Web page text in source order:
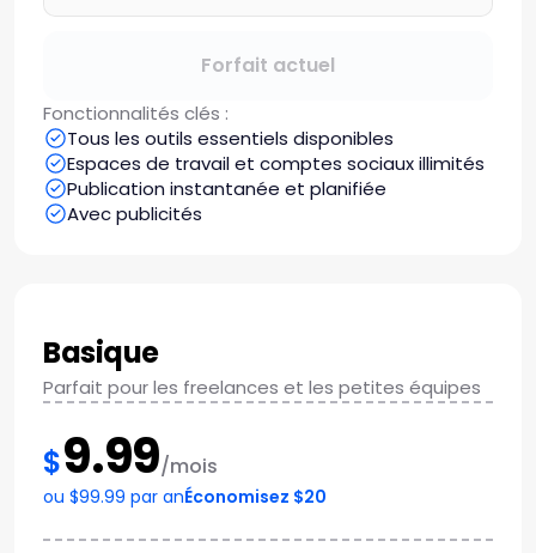
Forfait actuel
Fonctionnalités clés :
Tous les outils essentiels disponibles
Espaces de travail et comptes sociaux illimités
Publication instantanée et planifiée
Avec publicités
Basique
Parfait pour les freelances et les petites équipes
$9.99/mois
ou $99.99 par anÉconomisez $20